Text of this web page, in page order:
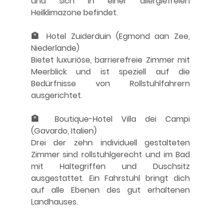
Heilklimazone befindet.
🏨 Hotel Zuiderduin (Egmond aan Zee,
Niederlande)
Bietet luxuriöse, barrierefreie Zimmer mit
Meerblick und ist speziell auf die
Bedürfnisse von Rollstuhlfahrern
ausgerichtet.
🏨 Boutique-Hotel Villa dei Campi
(Gavardo, Italien)
Drei der zehn individuell gestalteten
Zimmer sind rollstuhlgerecht und im Bad
mit Haltegriffen und Duschsitz
ausgestattet. Ein Fahrstuhl bringt dich
auf alle Ebenen des gut erhaltenen
Landhauses.